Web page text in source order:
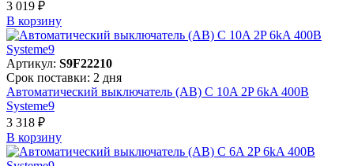
3 019 ₽
В корзинy
Артикул: S9F22210
Срок поставки: 2 дня
Автоматический выключатель (АВ) C 10A 2P 6kA 400В
Systeme9
3 318 ₽
В корзинy